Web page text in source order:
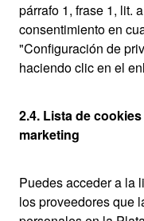
párrafo 1, frase 1, lit.
consentimiento en
"Configuración de
haciendo clic en el
2.4. Lista de
marketing
Puedes acceder a la
los proveedores que